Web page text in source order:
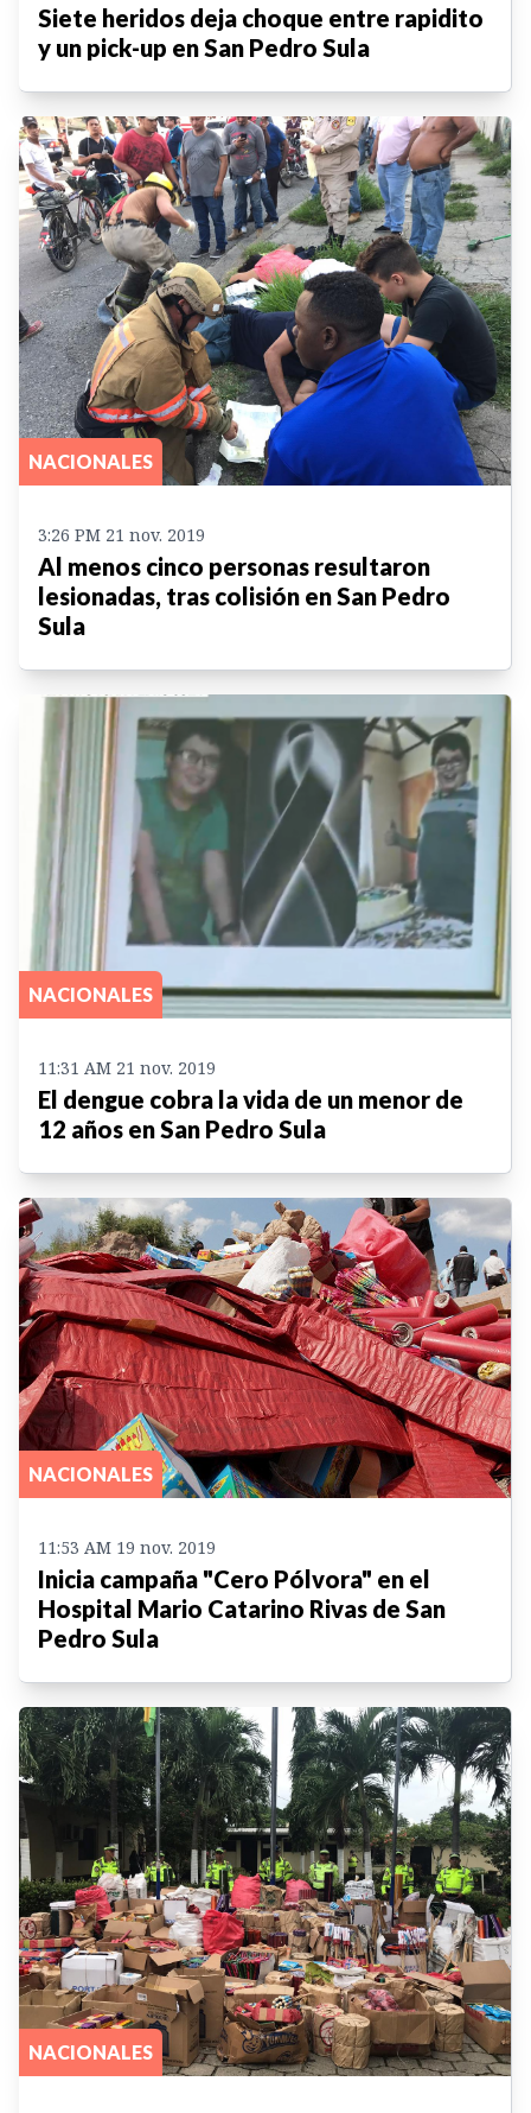
Siete heridos deja choque entre rapidito
y un pick-up en San Pedro Sula
NACIONALES
3:26 PM 21 nov. 2019
Al menos cinco personas resultaron
lesionadas, tras colisión en San Pedro
Sula
NACIONALES
11:31 AM 21 nov. 2019
El dengue cobra la vida de un menor de
12 años en San Pedro Sula
NACIONALES
11:53 AM 19 nov. 2019
Inicia campaña "Cero Pólvora" en el
Hospital Mario Catarino Rivas de San
Pedro Sula
NACIONALES